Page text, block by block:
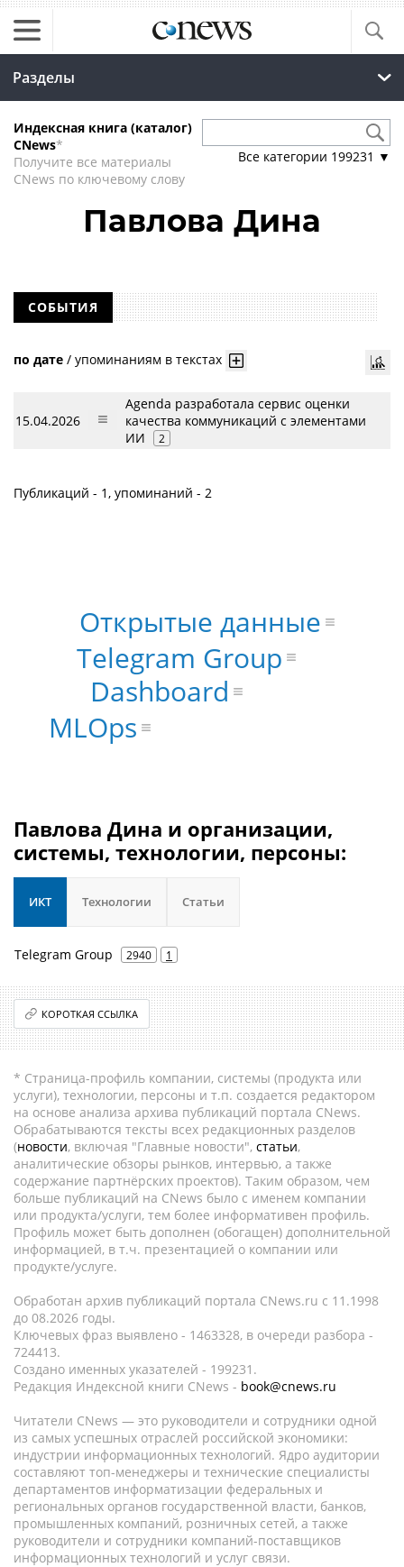
Разделы
Индексная книга (каталог)
CNews*
Получите все материалы
CNews по ключевому слову
Все категории 199231 ▼
Павлова Дина
СОБЫТИЯ
по дате / упоминаниям в текстах
15.04.2026
Agenda разработала сервис оценки
качества коммуникаций с элементами
ИИ
2
Публикаций - 1, упоминаний - 2
Telegram Group
Открытые данные
Dashboard
MLOps
Павлова Дина и организации,
системы, технологии, персоны:
ИКТ Технологии Статьи
Telegram Group 2940 1
КОРОТКАЯ ССЫЛКА
* Страница-профиль компании, системы (продукта или
услуги), технологии, персоны и т.п. создается редактором
на основе анализа архива публикаций портала CNews.
Обрабатываются тексты всех редакционных разделов
(новости, включая "Главные новости", статьи,
аналитические обзоры рынков, интервью, а также
содержание партнёрских проектов). Таким образом, чем
больше публикаций на CNews было с именем компании
или продукта/услуги, тем более информативен профиль.
Профиль может быть дополнен (обогащен) дополнительной
информацией, в т.ч. презентацией о компании или
продукте/услуге.
Обработан архив публикаций портала CNews.ru c 11.1998
до 08.2026 годы.
Ключевых фраз выявлено - 1463328, в очереди разбора -
724413.
Создано именных указателей - 199231.
Редакция Индексной книги CNews - book@cnews.ru
Читатели CNews — это руководители и сотрудники одной
из самых успешных отраслей российской экономики:
индустрии информационных технологий. Ядро аудитории
составляют топ-менеджеры и технические специалисты
департаментов информатизации федеральных и
региональных органов государственной власти, банков,
промышленных компаний, розничных сетей, а также
руководители и сотрудники компаний-поставщиков
информационных технологий и услуг связи.